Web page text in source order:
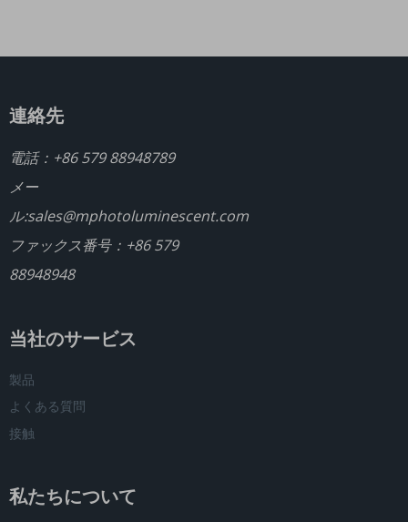
連絡先
電話： +86 579 88948789
メー
ル:sales@mphotoluminescent.com
ファックス番号：+86 579
88948948
当社のサービス
製品
よくある質問
接触
私たちについて